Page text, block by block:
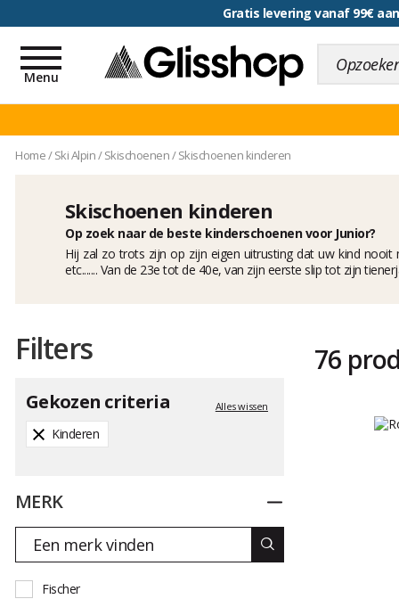
voor een 100 dagen
Toggle
navigation
Menu
Home/ Ski Alpin/Skischoenen/Skischoenen kinderen
Skischoenen kinderen
Op zoek naar de beste kinderschoenen voor Junior?
Hij zal zo trots zijn op zijn eigen uitrusting dat uw kind nooit
etc....... Van de 23e tot de 40e, van zijn eerste slip tot zijn
Filters
Gekozen criteria Alles wissen
Kinderen
MERK Dichtplooien
Fischer
76